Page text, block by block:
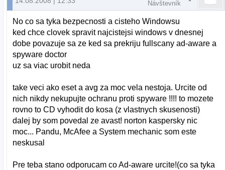
Návštevník
No co sa tyka bezpecnosti a cisteho Windowsu
ked chce clovek spravit najcistejsi windows v dnesnej
dobe povazuje sa ze ked sa prekriju fullscany ad-aware a
spyware doctor
uz sa viac urobit neda
take veci ako eset a avg za moc vela nestoja. Urcite od
nich nikdy nekupujte ochranu proti spyware !!!! to mozete
rovno to CD vyhodit do kosa (z vlastnych skusenosti)
dalej by som povedal ze avast! norton kaspersky nic
moc... Pandu, McAfee a System mechanic som este
neskusal
Pre teba stano odporucam co Ad-aware urcite!(co sa tyka